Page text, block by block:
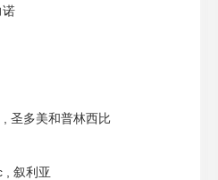
诺
圣多美和普林西比
, 叙利亚